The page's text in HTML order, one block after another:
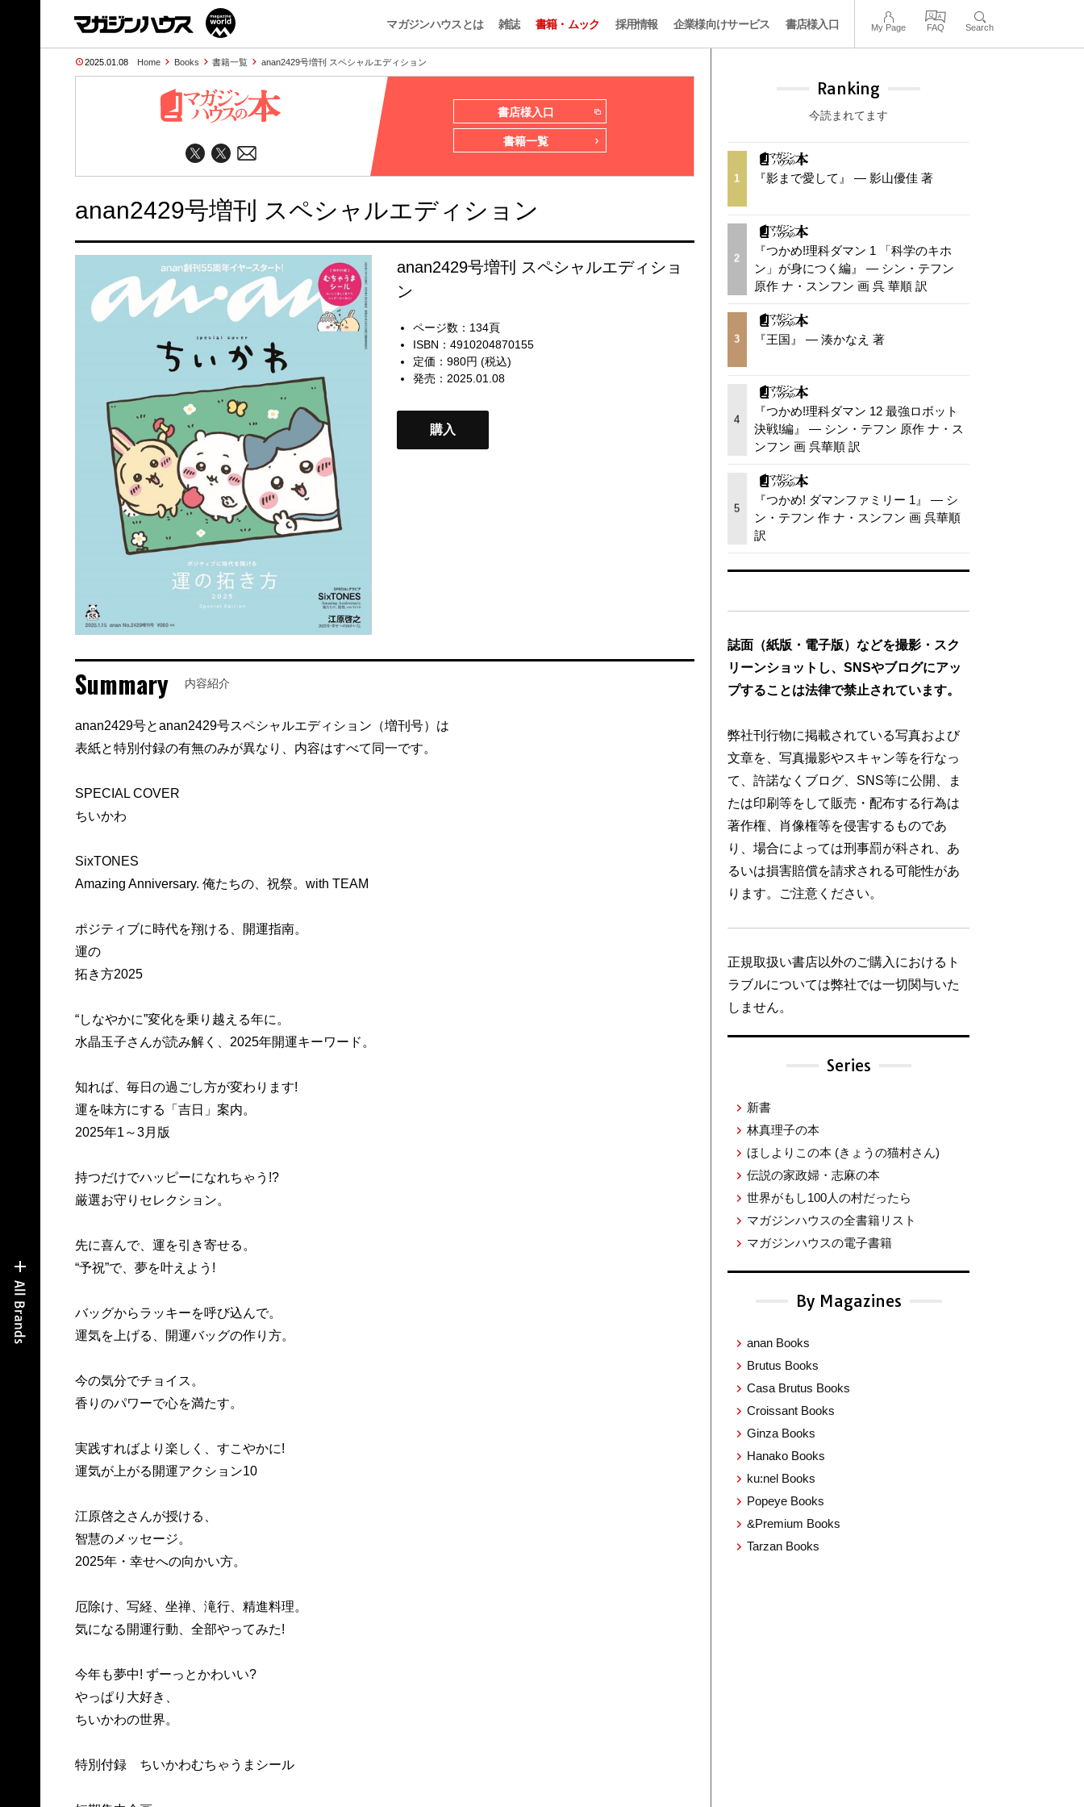
マガジンハウスとは 雑誌 書籍・ムック 採用情報 企業様向けサービス 書店様入口 My Page FAQ Search
2025.01.08 Home Books 書籍一覧 anan2429号増刊 スペシャルエディション
書店様入口
書籍一覧
anan2429号増刊 スペシャルエディション
anan2429号増刊 スペシャルエディショ
ン
ページ数：134頁
ISBN：4910204870155
定価：980円 (税込)
発売：2025.01.08
購入
Summary 内容紹介
anan2429号とanan2429号スペシャルエディション（増刊号）は
表紙と特別付録の有無のみが異なり、内容はすべて同一です。
SPECIAL COVER
ちいかわ
SixTONES
Amazing Anniversary. 俺たちの、祝祭。with TEAM
ポジティブに時代を翔ける、開運指南。
運の
拓き方2025
“しなやかに”変化を乗り越える年に。
水晶玉子さんが読み解く、2025年開運キーワード。
知れば、毎日の過ごし方が変わります!
運を味方にする「吉日」案内。
2025年1～3月版
持つだけでハッピーになれちゃう!?
厳選お守りセレクション。
先に喜んで、運を引き寄せる。
“予祝”で、夢を叶えよう!
バッグからラッキーを呼び込んで。
運気を上げる、開運バッグの作り方。
今の気分でチョイス。
香りのパワーで心を満たす。
実践すればより楽しく、すこやかに!
運気が上がる開運アクション10
江原啓之さんが授ける、
智慧のメッセージ。
2025年・幸せへの向かい方。
厄除け、写経、坐禅、滝行、精進料理。
気になる開運行動、全部やってみた!
今年も夢中! ずーっとかわいい?
やっぱり大好き、
ちいかわの世界。
特別付録 ちいかわむちゃうまシール
Ranking
今読まれてます
1 『影まで愛して』 — 影山優佳 著
2
『つかめ!理科ダマン 1 「科学のキホ
ン」が身につく編』 — シン・テフン
原作 ナ・スンフン 画 呉 華順 訳
3 『王国』 — 湊かなえ 著
4
『つかめ!理科ダマン 12 最強ロボット
決戦!編』 — シン・テフン 原作 ナ・ス
ンフン 画 呉華順 訳
5
『つかめ! ダマンファミリー 1』 — シ
ン・テフン 作 ナ・スンフン 画 呉華順
訳
誌面（紙版・電子版）などを撮影・スク
リーンショットし、SNSやブログにアッ
プすることは法律で禁止されています。
弊社刊行物に掲載されている写真および
文章を、写真撮影やスキャン等を行なっ
て、許諾なくブログ、SNS等に公開、ま
たは印刷等をして販売・配布する行為は
著作権、肖像権等を侵害するものであ
り、場合によっては刑事罰が科され、あ
るいは損害賠償を請求される可能性があ
ります。ご注意ください。
正規取扱い書店以外のご購入におけるト
ラブルについては弊社では一切関与いた
しません。
Series
新書
林真理子の本
ほしよりこの本 (きょうの猫村さん)
伝説の家政婦・志麻の本
世界がもし100人の村だったら
マガジンハウスの全書籍リスト
マガジンハウスの電子書籍
By Magazines
anan Books
Brutus Books
Casa Brutus Books
Croissant Books
Ginza Books
Hanako Books
ku:nel Books
Popeye Books
&Premium Books
Tarzan Books